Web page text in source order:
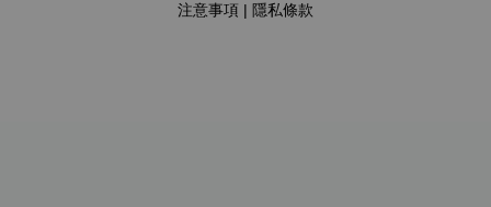
注意事項 | 隱私條款